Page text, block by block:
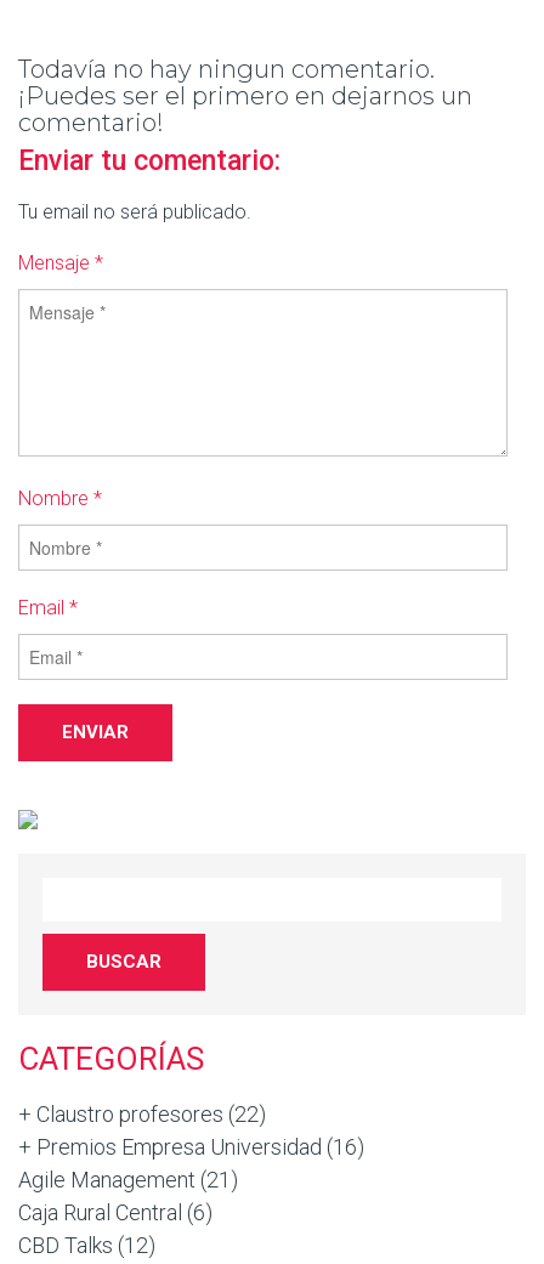
Todavía no hay ningun comentario.
¡Puedes ser el primero en dejarnos un
comentario!
Enviar tu comentario:
Tu email no será publicado.
Mensaje *
Nombre *
Email *
CATEGORÍAS
+ Claustro profesores (22)
+ Premios Empresa Universidad (16)
Agile Management (21)
Caja Rural Central (6)
CBD Talks (12)